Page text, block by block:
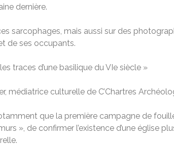
dernière.
sarcophages, mais aussi sur des
de ses occupants.
traces d’une basilique du VIe siècle »
médiatrice culturelle de C’Chartres
que la première campagne de
», de confirmer l’existence d’une église